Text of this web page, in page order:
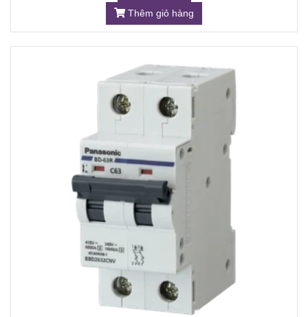
Thêm giỏ hàng